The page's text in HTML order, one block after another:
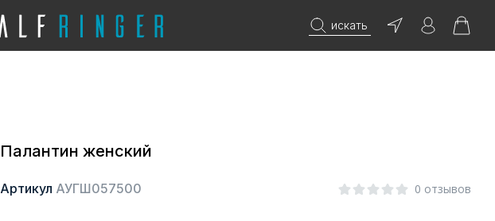
искать
Палантин женский
Артикул АУГШ057500 0 отзывов